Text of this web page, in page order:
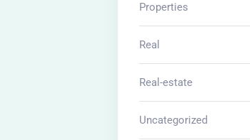
Properties
Real
Real-estate
Uncategorized